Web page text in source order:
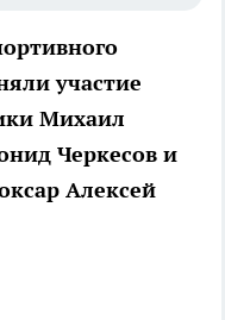
участие
Михаил
Черкесов и
Алексей